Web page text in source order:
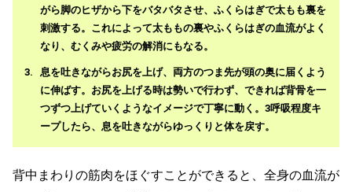
がら脚のヒザから下をバタバタさせ、ふくらはぎで太もも裏を
刺激する。これによって太ももの裏やふくらはぎの血流がよく
なり、むくみや疲労の解消にもなる。
息を吐きながらお尻を上げ、両方のつま先が頭の奥に届くよう
に伸ばす。お尻を上げる時は勢いで行わず、できれば背骨を一
つずつ上げていくようなイメージで丁寧に動く。3呼吸程度キ
ープしたら、息を吐きながらゆっくりと体を戻す。
背中まわりの筋肉をほぐすことができると、全身の血流が